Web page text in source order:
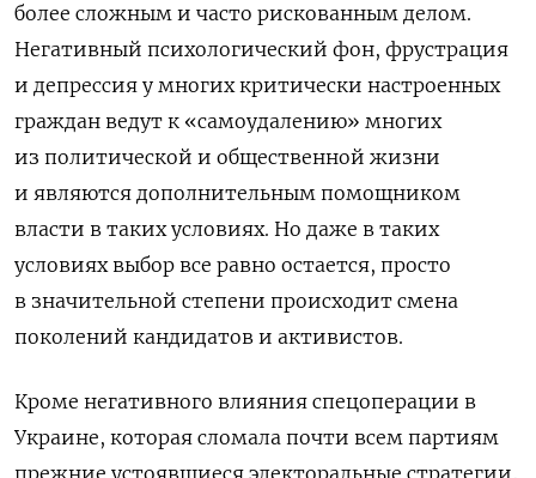
более сложным и часто рискованным делом.
Негативный психологический фон, фрустрация
и депрессия у многих критически настроенных
граждан ведут к «самоудалению» многих
из политической и общественной жизни
и являются дополнительным помощником
власти в таких условиях. Но даже в таких
условиях выбор все равно остается, просто
в значительной степени происходит смена
поколений кандидатов и активистов.
Кроме негативного влияния спецоперации в
Украине, которая сломала почти всем партиям